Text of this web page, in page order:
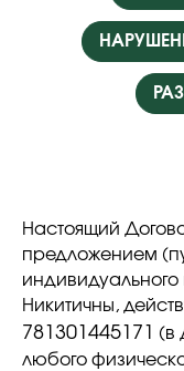
Настоящий
предложением
Никитичны,
781301445171
(в
любого